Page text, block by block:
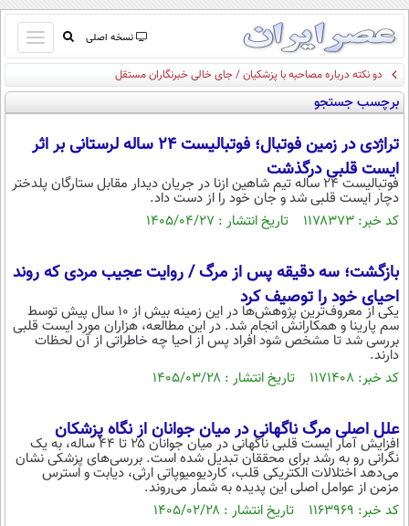
نسخه اصلی
باز
و
بسته
کردن
صفحه اول
جستجو
آب و هوا
اوقات شرعی
سواد زندگی
اقتصاد
اقتصادی
خودرو
جامعه
اجتماعی
سلامت
یک برش دانایی
محیط زیست
ورزشی
سیاست خارجی
فرهنگ و هنر
علم و دانش
فناوری و It
قرآن
دو نکته درباره مصاحبه با پزشکیان / جای خالی خبرنگاران مستقل
برچسب جستجو
تراژدی در زمین فوتبال؛ فوتبالیست ۲۴ ساله لرستانی بر اثر
ایست قلبی درگذشت
فوتبالیست ۲۴ ساله تیم شاهین ازنا در جریان دیدار مقابل ستارگان پلدختر
دچار ایست قلبی شد و جان خود را از دست داد.
کد خبر: ۱۱۷۸۳۷۳ تاریخ انتشار : ۱۴۰۵/۰۴/۲۷
بازگشت؛ سه دقیقه پس از مرگ / روایت عجیب مردی که روند
احیای خود را توصیف کرد
یکی از معروف‌ترین پژوهش‌ها در این زمینه بیش از ۱۰ سال پیش توسط
سم پارینا و همکارانش انجام شد. در این مطالعه، هزاران مورد ایست قلبی
بررسی شد تا مشخص شود افراد پس از احیا چه خاطراتی از آن لحظات
دارند.
کد خبر: ۱۱۷۱۴۰۸ تاریخ انتشار : ۱۴۰۵/۰۳/۲۸
علل اصلی مرگ ناگهانی در میان جوانان از نگاه پزشکان
افزایش آمار ایست قلبی ناگهانی در میان جوانان ۲۵ تا ۴۴ ساله، به یک
نگرانی رو به رشد برای محققان تبدیل شده است. بررسی‌های پزشکی نشان
می‌دهد اختلالات الکتریکی قلب، کاردیومیوپاتی ارثی، دیابت و استرس
مزمن از عوامل اصلی این پدیده به شمار می‌روند.
کد خبر: ۱۱۶۳۹۶۹ تاریخ انتشار : ۱۴۰۵/۰۲/۲۸